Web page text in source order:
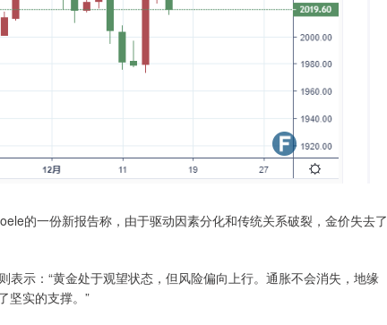
的一份新报告称，由于驱动因素分化和传统关系破裂，金价失去了
示：“黄金处于观望状态，但风险偏向上行。通胀不会消失，地缘
坚实的支撑。”